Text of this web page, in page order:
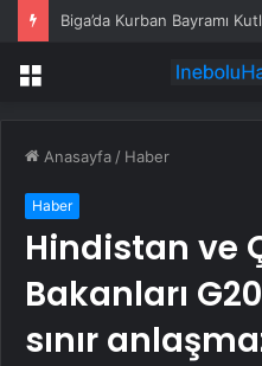
Biga’da Kurban Bayramı
Menü
Anasayfa / Haber
Haber
Hindistan ve
Bakanları
sınır